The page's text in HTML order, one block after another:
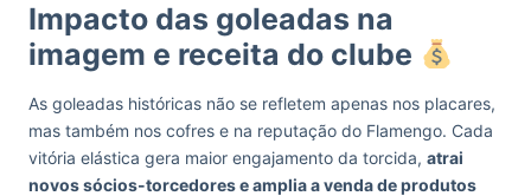
Impacto das goleadas na
imagem e receita do clube
As goleadas históricas não se refletem apenas nos placares,
mas também nos cofres e na reputação do Flamengo. Cada
vitória elástica gera maior engajamento da torcida, atrai
novos sócios-torcedores e amplia a venda de produtos